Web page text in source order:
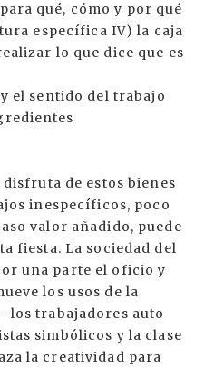
qué, cómo y por qué
específica IV) la caja
lo que dice que es
el sentido del trabajo
de estos bienes
inespecíficos, poco
valor añadido, puede
fiesta. La sociedad del
una parte el oficio y
los usos de la
trabajadores auto
simbólicos y la clase
la creatividad para